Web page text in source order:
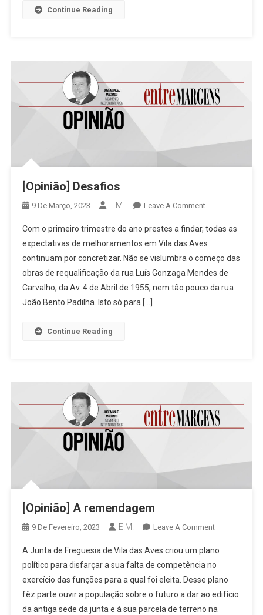
Continue Reading
[Opinião] Desafios
9 De Março, 2023 E.M. Leave A CommentOn
Desafios
Com o primeiro trimestre do ano prestes a findar, todas as
expectativas de melhoramentos em Vila das Aves
continuam por concretizar. Não se vislumbra o começo das
obras de requalificação da rua Luís Gonzaga Mendes de
Carvalho, da Av. 4 de Abril de 1955, nem tão pouco da rua
João Bento Padilha. Isto só para […]
Continue Reading
[Opinião] A remendagem
9 De Fevereiro, 2023 E.M. Leave A CommentOn
A
Remendagem
A Junta de Freguesia de Vila das Aves criou um plano
político para disfarçar a sua falta de competência no
exercício das funções para a qual foi eleita. Desse plano
fêz parte ouvir a população sobre o futuro a dar ao edifício
da antiga sede da junta e à sua parcela de terreno na